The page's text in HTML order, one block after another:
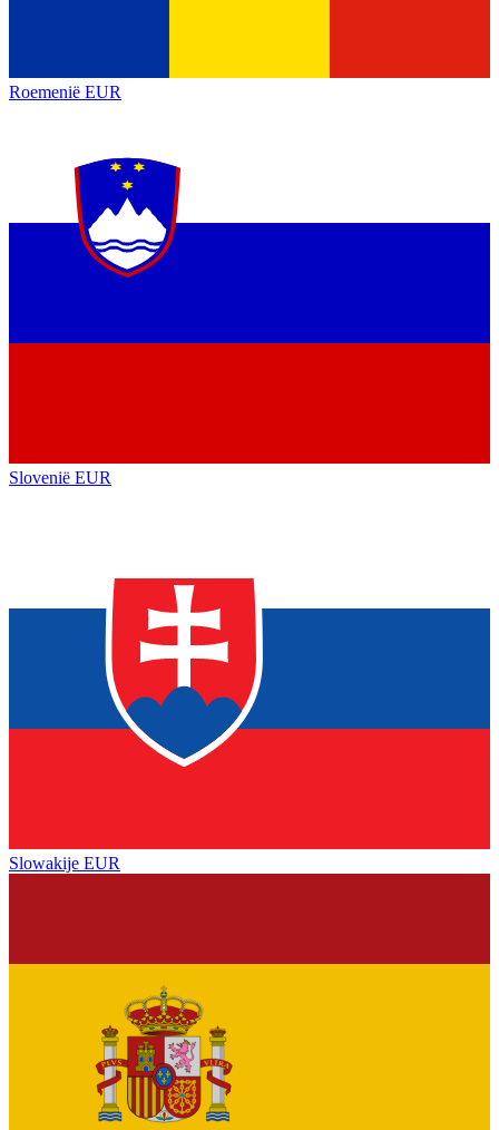
Roemenië EUR
Slovenië EUR
Slowakije EUR